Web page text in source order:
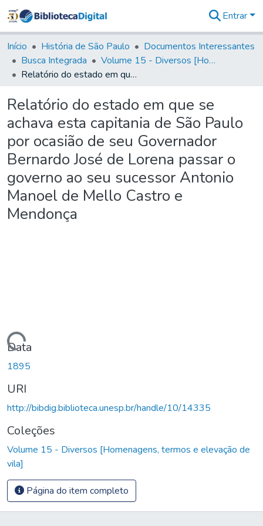
&
Coleções
Tudo na
Biblioteca
Estatísticas
Entrar
Início História de São Paulo
Documentos Interessantes
Busca Integrada
Volume 15 - Diversos [Homenagens, termos e elevação de vila]
Relatório do estado em que se achava esta capitania de São Paulo por ocasião de seu Governador Bernardo José de Lorena passar o governo ao seu sucessor Antonio Manoel de Mello Castro e Mendonça
Relatório do estado em que se
achava esta capitania de São Paulo
por ocasião de seu Governador
Bernardo José de Lorena passar o
governo ao seu sucessor Antonio
Manoel de Mello Castro e
Mendonça
Carregando...
Data
1895
URI
http://bibdig.biblioteca.unesp.br/handle/10/14335
Coleções
Volume 15 - Diversos [Homenagens, termos e elevação de
vila]
Página do item completo